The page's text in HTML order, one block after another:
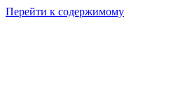
Перейти к содержимому